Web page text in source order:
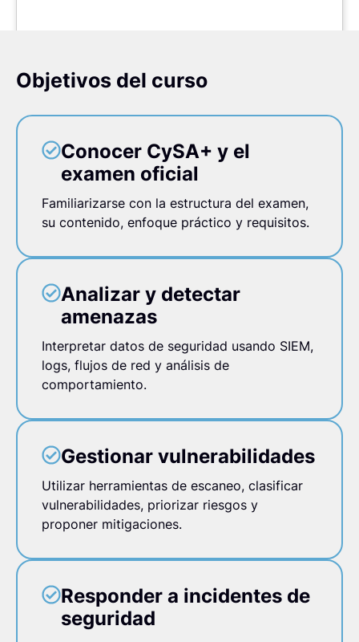
Objetivos del curso
Conocer CySA+ y el
examen oficial
Familiarizarse con la estructura del examen,
su contenido, enfoque práctico y requisitos.
Analizar y detectar
amenazas
Interpretar datos de seguridad usando SIEM,
logs, flujos de red y análisis de
comportamiento.
Gestionar vulnerabilidades
Utilizar herramientas de escaneo, clasificar
vulnerabilidades, priorizar riesgos y
proponer mitigaciones.
Responder a incidentes de
seguridad